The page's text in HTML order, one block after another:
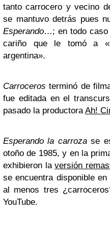
tanto carrocero y vecino
se mantuvo detrás pues
Esperando…; en todo caso
cariño que le tomó a
argentina».
Carroceros terminó de
fue editada en el
pasado la productora Ah!
Esperando la carrozase
otoño de 1985, y en la
exhibieron laversión
se encuentra disponible
al menos tres
YouTube.